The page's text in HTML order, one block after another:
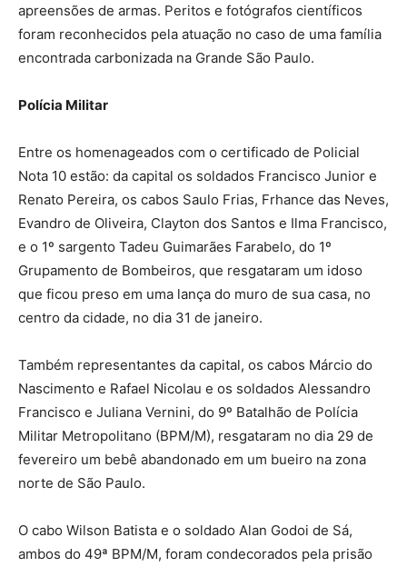
apreensões de armas. Peritos e fotógrafos científicos
foram reconhecidos pela atuação no caso de uma família
encontrada carbonizada na Grande São Paulo.
Polícia Militar
Entre os homenageados com o certificado de Policial
Nota 10 estão: da capital os soldados Francisco Junior e
Renato Pereira, os cabos Saulo Frias, Frhance das Neves,
Evandro de Oliveira, Clayton dos Santos e Ilma Francisco,
e o 1º sargento Tadeu Guimarães Farabelo, do 1º
Grupamento de Bombeiros, que resgataram um idoso
que ficou preso em uma lança do muro de sua casa, no
centro da cidade, no dia 31 de janeiro.
Também representantes da capital, os cabos Márcio do
Nascimento e Rafael Nicolau e os soldados Alessandro
Francisco e Juliana Vernini, do 9º Batalhão de Polícia
Militar Metropolitano (BPM/M), resgataram no dia 29 de
fevereiro um bebê abandonado em um bueiro na zona
norte de São Paulo.
O cabo Wilson Batista e o soldado Alan Godoi de Sá,
ambos do 49ª BPM/M, foram condecorados pela prisão